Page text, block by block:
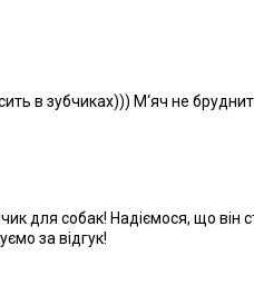
в зубчиках))) М‘яч не
для собак! Надіємося, що він
за відгук!